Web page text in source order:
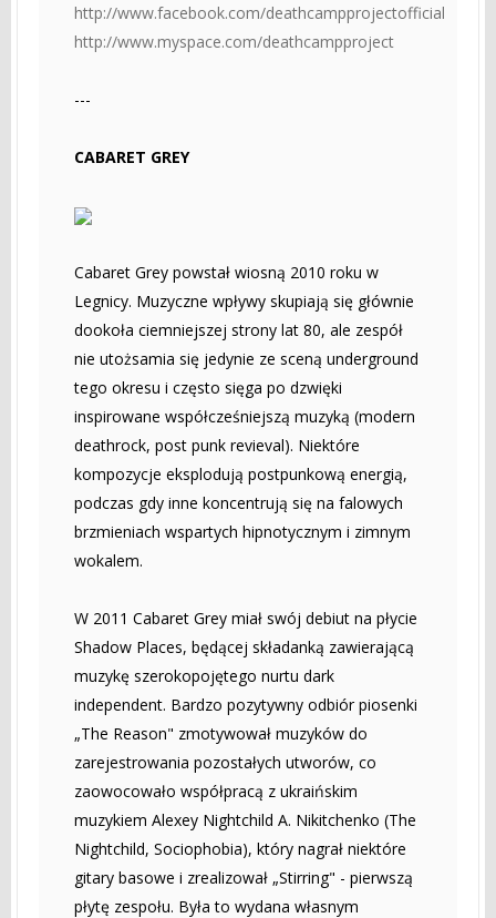
http://www.facebook.com/deathcampprojectofficial
http://www.myspace.com/deathcampproject
---
CABARET GREY
Cabaret Grey powstał wiosną 2010 roku w
Legnicy. Muzyczne wpływy skupiają się głównie
dookoła ciemniejszej strony lat 80, ale zespół
nie utożsamia się jedynie ze sceną underground
tego okresu i często sięga po dzwięki
inspirowane współcześniejszą muzyką (modern
deathrock, post punk revieval). Niektóre
kompozycje eksplodują postpunkową energią,
podczas gdy inne koncentrują się na falowych
brzmieniach wspartych hipnotycznym i zimnym
wokalem.
W 2011 Cabaret Grey miał swój debiut na płycie
Shadow Places, będącej składanką zawierającą
muzykę szerokopojętego nurtu dark
independent. Bardzo pozytywny odbiór piosenki
„The Reason" zmotywował muzyków do
zarejestrowania pozostałych utworów, co
zaowocowało współpracą z ukraińskim
muzykiem Alexey Nightchild A. Nikitchenko (The
Nightchild, Sociophobia), który nagrał niektóre
gitary basowe i zrealizował „Stirring" - pierwszą
płytę zespołu. Była to wydana własnym